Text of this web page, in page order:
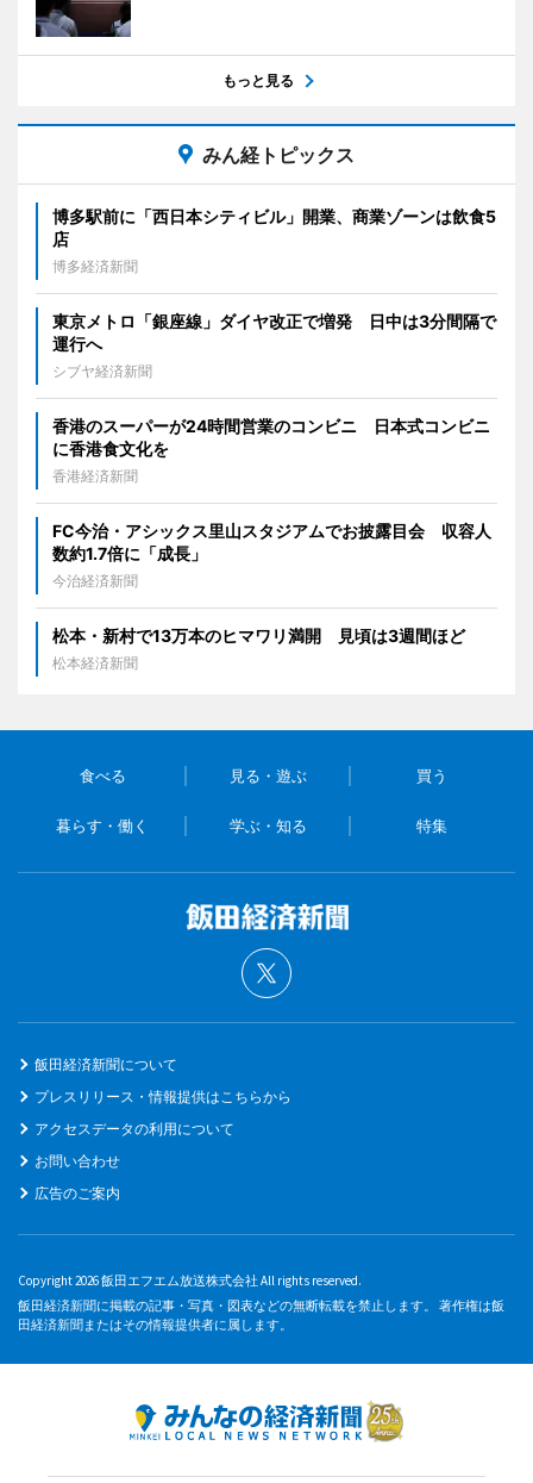
もっと見る
みん経トピックス
博多駅前に「西日本シティビル」開業、商業ゾーンは飲食5
店
博多経済新聞
東京メトロ「銀座線」ダイヤ改正で増発 日中は3分間隔で
運行へ
シブヤ経済新聞
香港のスーパーが24時間営業のコンビニ 日本式コンビニ
に香港食文化を
香港経済新聞
FC今治・アシックス里山スタジアムでお披露目会 収容人
数約1.7倍に「成長」
今治経済新聞
松本・新村で13万本のヒマワリ満開 見頃は3週間ほど
松本経済新聞
食べる 見る・遊ぶ 買う
暮らす・働く 学ぶ・知る 特集
飯田経済新聞について
プレスリリース・情報提供はこちらから
アクセスデータの利用について
お問い合わせ
広告のご案内
Copyright 2026 飯田エフエム放送株式会社 All rights reserved.
飯田経済新聞に掲載の記事・写真・図表などの無断転載を禁止します。 著作権は飯
田経済新聞またはその情報提供者に属します。